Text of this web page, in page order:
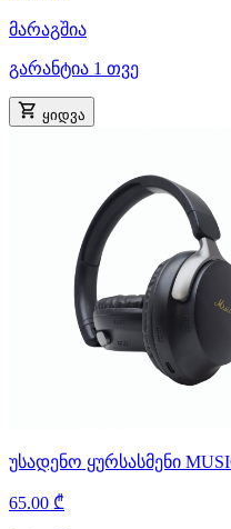
მარაგშია
გარანტია 1 თვე
ყიდვა
უსადენო ყურსასმენი
65.00 ₾